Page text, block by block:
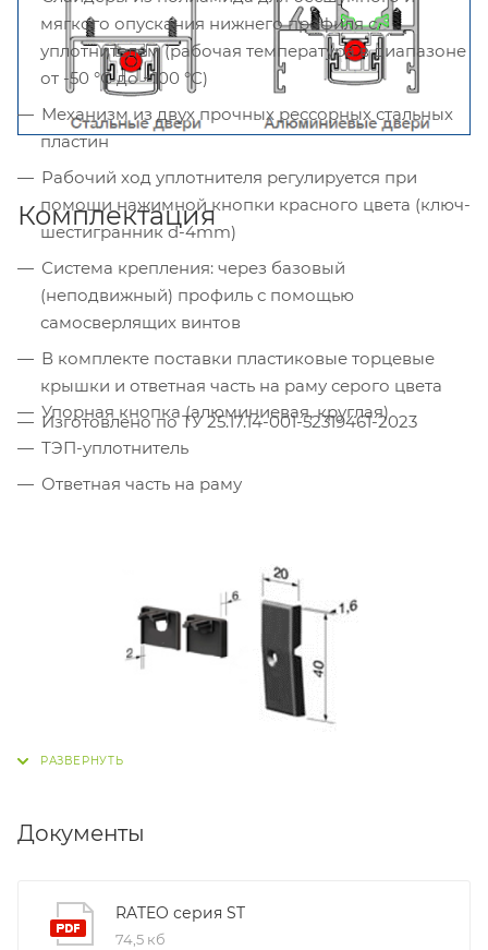
мягкого опускания нижнего профиля с
уплотнителем (рабочая температура в диапазоне
от -50 °С до +100 °С)
Механизм из двух прочных рессорных стальных
пластин
Рабочий ход уплотнителя регулируется при
помощи нажимной кнопки красного цвета (ключ-
шестигранник d-4mm)
Система крепления: через базовый
(неподвижный) профиль с помощью
самосверлящих винтов
В комплекте поставки пластиковые торцевые
крышки и ответная часть на раму серого цвета
Изготовлено по ТУ 25.17.14-001-52319461-2023
Комплектация
Упорная кнопка (алюминиевая, круглая)
ТЭП-уплотнитель
Ответная часть на раму
Документы
RATEO серия ST
74,5 кб